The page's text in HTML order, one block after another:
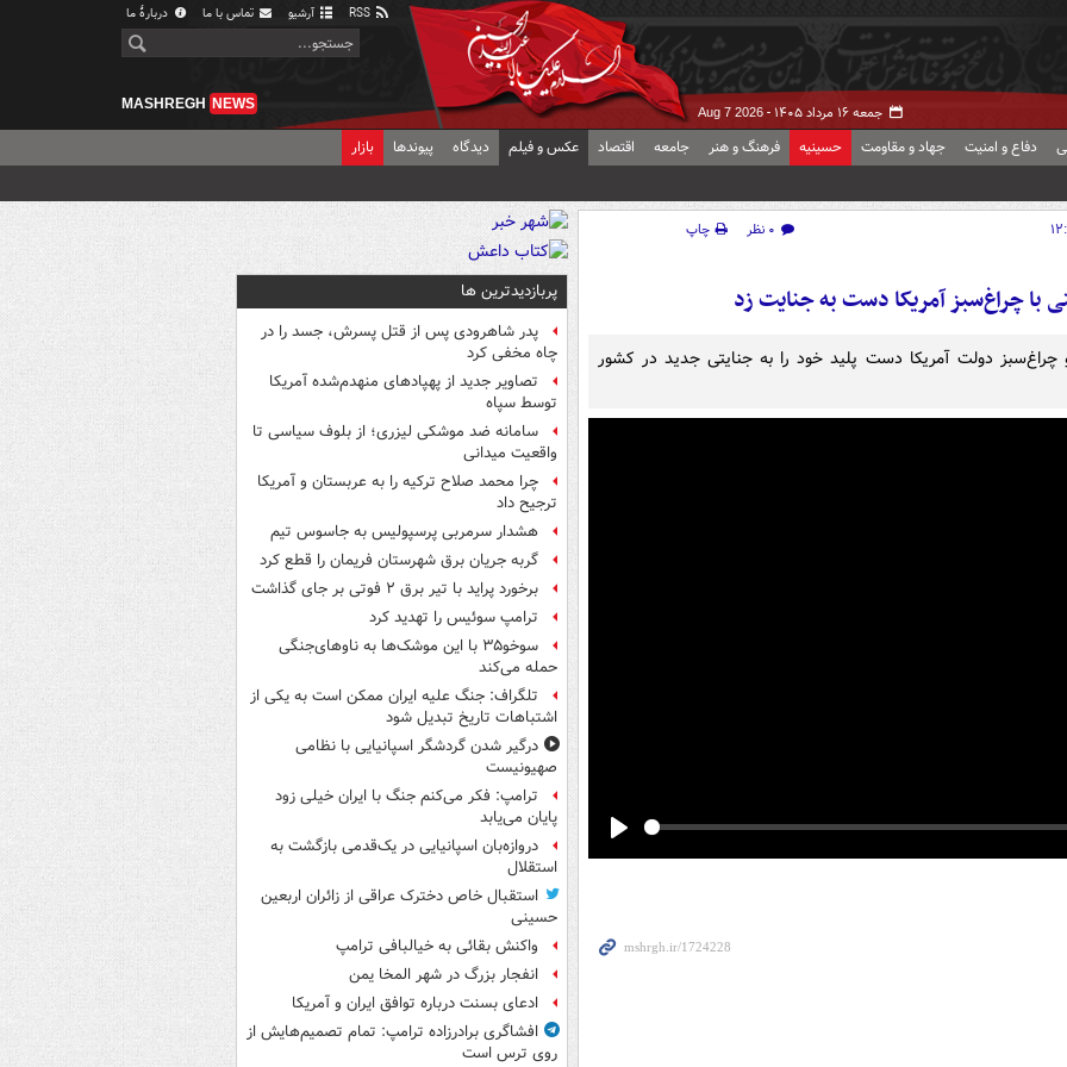
آرشیو تماس با ما دربارهٔ ما
جمعه ۱۶ مرداد ۱۴۰۵ - Aug 7 2026
MASHREGH NEWS
دفاع و امنیت جهاد و مقاومت حسینیه فرهنگ و هنر جامعه اقتصاد عکس و فیلم دیدگاه پیوندها بازار
۰ نظر
چاپ
با چراغ‌سبز آمریکا دست به جنایت زد
و چراغ‌سبز دولت آمریکا دست پلید خود را به جنایتی جدید در کشور
پربازدیدترین ها
پدر شاهرودی پس از قتل پسرش، جسد را در
چاه مخفی کرد
تصاویر جدید از پهپادهای منهدم‌شده آمریکا
توسط سپاه
سامانه ضد موشکی لیزری؛ از بلوف سیاسی تا
واقعیت میدانی
چرا محمد صلاح ترکیه را به عربستان و آمریکا
ترجیح داد
هشدار سرمربی پرسپولیس به جاسوس تیم
گربه جریان برق شهرستان فریمان را قطع کرد
برخورد پراید با تیر برق ۲ فوتی بر جای گذاشت
ترامپ سوئیس را تهدید کرد
سوخو۳۵ با این موشک‌ها به ناوهای‌جنگی
حمله می‌کند
تلگراف: جنگ علیه ایران ممکن است به یکی از
اشتباهات تاریخ تبدیل شود
درگیر شدن گردشگر اسپانیایی با نظامی
صهیونیست
ترامپ: فکر می‌کنم جنگ با ایران خیلی زود
پایان می‌یابد
دروازه‌بان اسپانیایی در یک‌قدمی بازگشت به
استقلال
استقبال خاص دخترک عراقی از زائران اربعین
حسینی
واکنش بقائی به خیالبافی ترامپ
انفجار بزرگ در شهر المخا یمن
ادعای بسنت درباره توافق ایران و آمریکا
افشاگری برادرزاده ترامپ: تمام تصمیم‌هایش از
روی ترس است